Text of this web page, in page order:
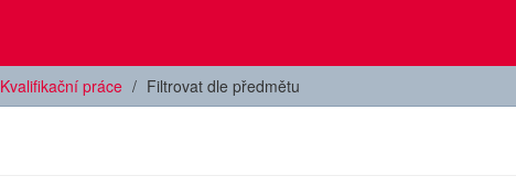
Kvalifikační práce Filtrovat dle předmětu